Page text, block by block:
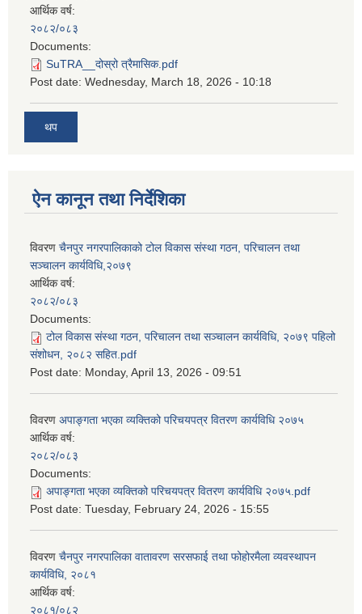
आर्थिक वर्ष:
२०८२/०८३
Documents:
SuTRA__दोस्रो त्रैमासिक.pdf
Post date: Wednesday, March 18, 2026 - 10:18
थप
ऐन कानून तथा निर्देशिका
विवरण चैनपुर नगरपालिकाको टोल विकास संस्था गठन, परिचालन तथा
सञ्चालन कार्यविधि,२०७९
आर्थिक वर्ष:
२०८२/०८३
Documents:
टोल विकास संस्था गठन, परिचालन तथा सञ्चालन कार्यविधि, २०७९ पहिलो
संशोधन, २०८२ सहित.pdf
Post date: Monday, April 13, 2026 - 09:51
विवरण अपाङ्गता भएका व्यक्तिको परिचयपत्र वितरण कार्यविधि २०७५
आर्थिक वर्ष:
२०८२/०८३
Documents:
अपाङ्गता भएका व्यक्तिको परिचयपत्र वितरण कार्यविधि २०७५.pdf
Post date: Tuesday, February 24, 2026 - 15:55
विवरण चैनपुर नगरपालिका वातावरण सरसफाई तथा फोहोरमैला व्यवस्थापन
कार्यविधि, २०८१
आर्थिक वर्ष:
२०८१/०८२